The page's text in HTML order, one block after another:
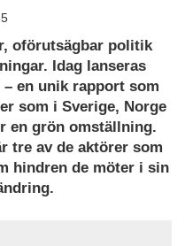
oförutsägbar politik
Idag lanseras
en unik rapport som
som i Sverige, Norge
en grön omställning.
tre av de aktörer som
hindren de möter i sin